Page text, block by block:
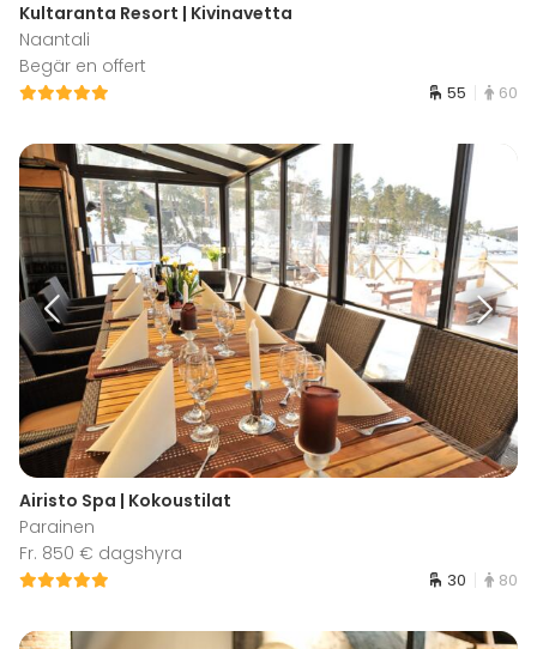
Kultaranta Resort | Kivinavetta
Naantali
Begär en offert
55 60
Airisto Spa | Kokoustilat
Parainen
Fr. 850 € dagshyra
30 80